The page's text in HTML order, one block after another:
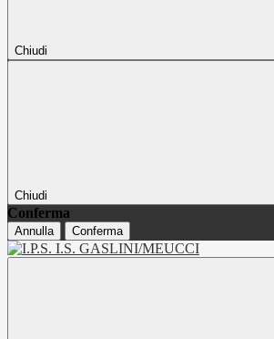
Chiudi
Chiudi
Conferma
Annulla Conferma